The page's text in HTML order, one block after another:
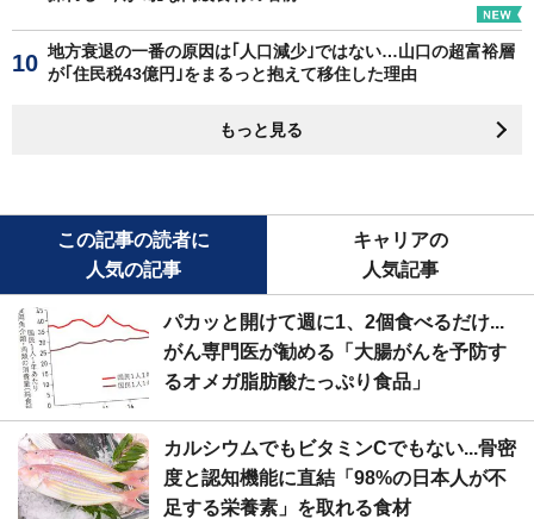
地方衰退の一番の原因は｢人口減少｣ではない…山口の超富裕層
が｢住民税43億円｣をまるっと抱えて移住した理由
もっと見る
この記事の読者に
人気の記事
キャリアの
人気記事
パカッと開けて週に1、2個食べるだけ...
がん専門医が勧める「大腸がんを予防す
るオメガ脂肪酸たっぷり食品」
カルシウムでもビタミンCでもない...骨密
度と認知機能に直結「98%の日本人が不
足する栄養素」を取れる食材